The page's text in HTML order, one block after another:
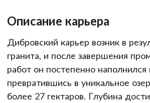
Описание карьера
Дибровский карьер возник в
гранита, и после завершения
работ он постепенно наполнился
превратившись в уникальное
более 27 гектаров. Глубина